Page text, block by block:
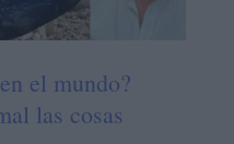
el mundo?
las cosas